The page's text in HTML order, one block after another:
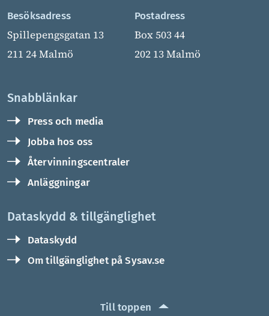
Besöksadress
Spillepengsgatan 13
211 24 Malmö
Postadress
Box 503 44
202 13 Malmö
Snabblänkar
Press och media
Jobba hos oss
Återvinningscentraler
Anläggningar
Dataskydd & tillgänglighet
Dataskydd
Om tillgänglighet på Sysav.se
Till toppen